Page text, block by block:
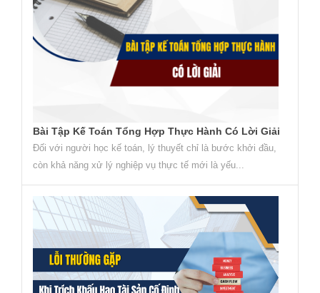
Bài Tập Kế Toán Tổng Hợp Thực Hành Có Lời Giải
Đối với người học kế toán, lý thuyết chỉ là bước khởi đầu,
còn khả năng xử lý nghiệp vụ thực tế mới là yếu...